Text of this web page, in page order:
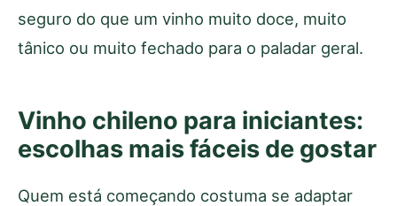
seguro do que um vinho muito doce, muito
tânico ou muito fechado para o paladar geral.
Vinho chileno para iniciantes:
escolhas mais fáceis de gostar
Quem está começando costuma se adaptar